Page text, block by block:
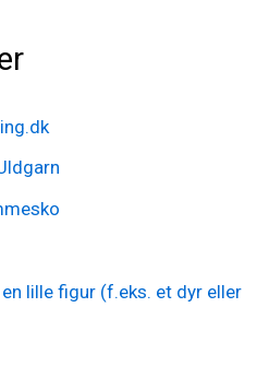
lille figur (f.eks. et dyr eller